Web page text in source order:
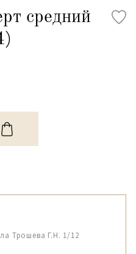
средний
Трошева Г.Н. 1/12